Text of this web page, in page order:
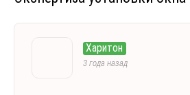
Харитон
3 года назад